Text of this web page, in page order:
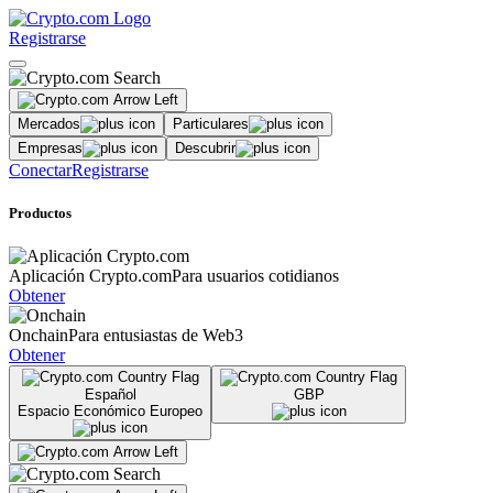
Registrarse
Mercados
Particulares
Empresas
Descubrir
ConectarRegistrarse
Productos
Aplicación Crypto.comPara usuarios cotidianos
Obtener
OnchainPara entusiastas de Web3
Obtener
Español
Espacio Económico Europeo
GBP